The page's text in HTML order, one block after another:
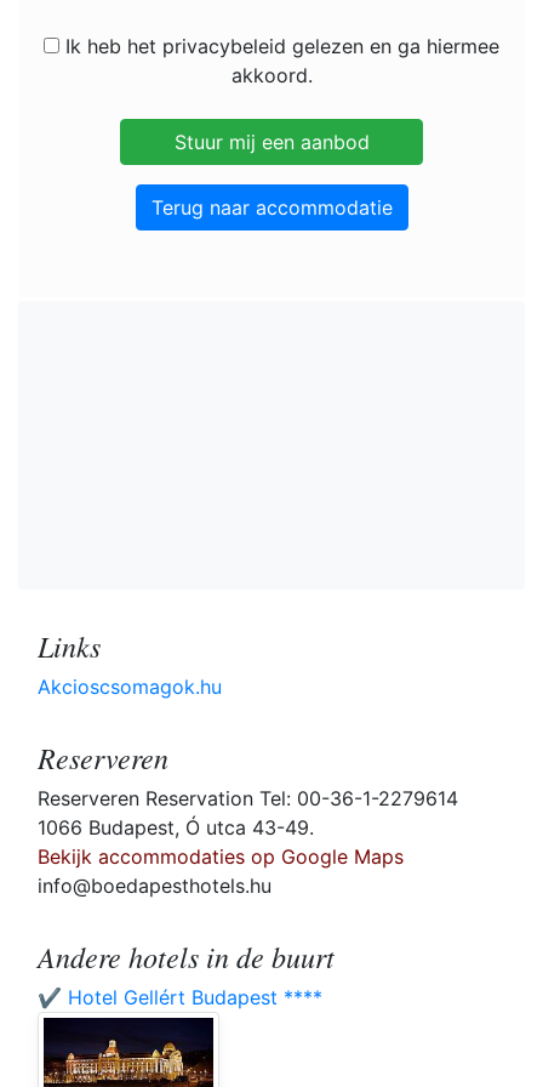
Ik heb het privacybeleid gelezen en ga hiermee
akkoord.
Terug naar accommodatie
Links
Akcioscsomagok.hu
Reserveren
Reserveren Reservation Tel: 00-36-1-2279614
1066 Budapest, Ó utca 43-49.
Bekijk accommodaties op Google Maps
info@boedapesthotels.hu
Andere hotels in de buurt
✔️ Hotel Gellért Budapest ****